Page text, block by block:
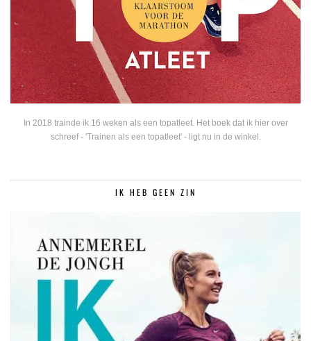
In 2018 trainde ik 16 weken als een topatleet. Het boek dat ik hier over
schreef - 'Trainen als een topatleet' - ligt nu in de winkel.
IK HEB GEEN ZIN